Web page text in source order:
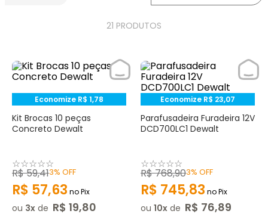
21 PRODUTOS
Economize R$ 1,78
Kit Brocas 10 peças
Concreto Dewalt
☆☆☆☆☆
R$59,413% OFF
R$ 57,63 no Pix
ou 3 de R$ 19,80
Economize R$ 23,07
Parafusadeira Furadeira 12V
DCD700LC1 Dewalt
☆☆☆☆☆
R$768,903% OFF
R$ 745,83 no Pix
ou 10 de R$ 76,89